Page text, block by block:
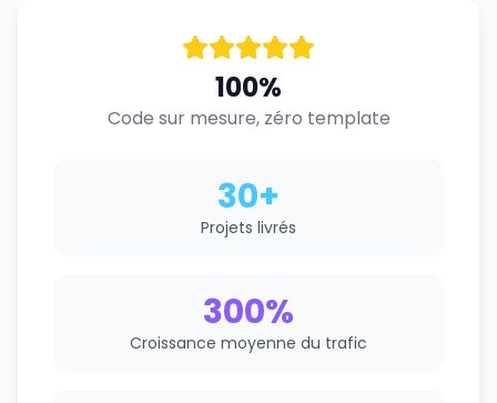
100%
Code sur mesure, zéro template
30+
Projets livrés
300%
Croissance moyenne du trafic